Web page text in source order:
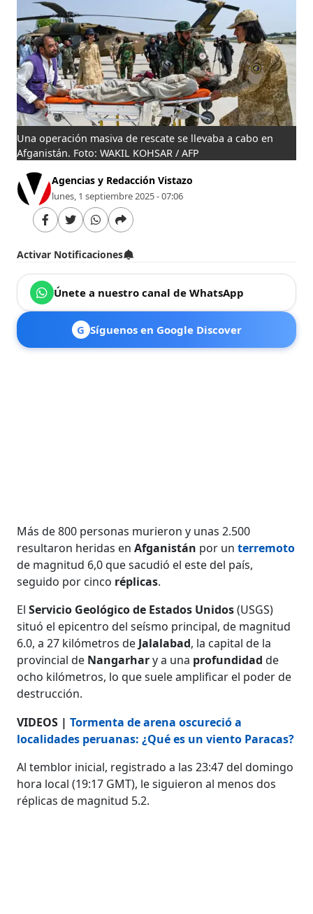
Una operación masiva de rescate se llevaba a cabo en
Afganistán. Foto: WAKIL KOHSAR / AFP
Agencias y Redacción Vistazo
lunes, 1 septiembre 2025 - 07:06
Activar Notificaciones
Únete a nuestro canal de WhatsApp
G Síguenos en Google Discover
Más de 800 personas murieron y unas 2.500
resultaron heridas enAfganistán por unterremoto
de magnitud 6,0 que sacudió el este del país,
seguido por cinco réplicas.
ElServicio Geológico de Estados Unidos(USGS)
situó el epicentro del seísmo principal, de magnitud
6.0, a 27 kilómetros de Jalalabad, la capital de la
provincial de Nangarhary a una profundidadde
ocho kilómetros, lo que suele amplificar el poder de
destrucción.
VIDEOS |Tormenta de arena oscureció a
localidades peruanas: ¿Qué es un viento Paracas?
Al temblor inicial, registrado a las 23:47 del domingo
hora local (19:17 GMT), le siguieron al menos dos
réplicas de magnitud 5.2.